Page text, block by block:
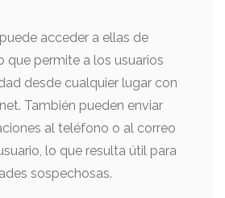
acceder a ellas de
que permite a los usuarios
desde cualquier lugar con
También pueden enviar
al teléfono o al correo
lo que resulta útil para
sospechosas.